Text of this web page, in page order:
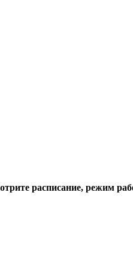
расписание, режим